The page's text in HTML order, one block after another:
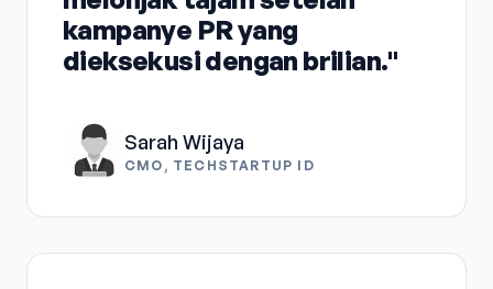
kampanye PR yang
dieksekusi dengan brilian."
Sarah Wijaya
CMO, TECHSTARTUP ID